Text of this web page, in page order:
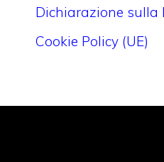
Dichiarazione sulla
Cookie Policy (UE)